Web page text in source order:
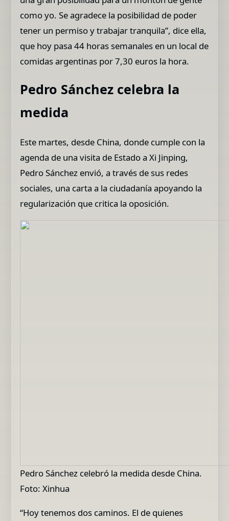
como yo. Se agradece la posibilidad de poder
tener un permiso y trabajar tranquila”, dice ella,
que hoy pasa 44 horas semanales en un local de
comidas argentinas por 7,30 euros la hora.
Pedro Sánchez celebra la
medida
Este martes, desde China, donde cumple con la
agenda de una visita de Estado a Xi Jinping,
Pedro Sánchez envió, a través de sus redes
sociales, una carta a la ciudadanía apoyando la
regularización que critica la oposición.
Pedro Sánchez celebró la medida desde China.
Foto: Xinhua
“Hoy tenemos dos caminos. El de quienes